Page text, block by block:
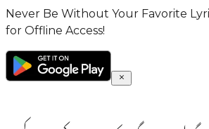
Never Be Without Your Favorite
for Offline Access!